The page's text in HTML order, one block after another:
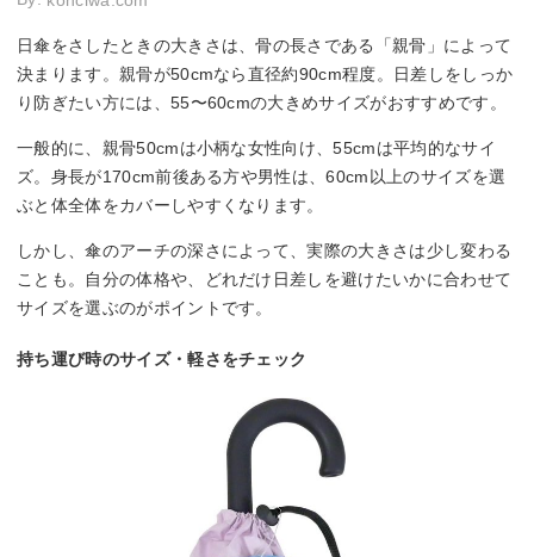
日傘をさしたときの大きさは、骨の長さである「親骨」によって
決まります。親骨が50cmなら直径約90cm程度。日差しをしっか
り防ぎたい方には、55〜60cmの大きめサイズがおすすめです。
一般的に、親骨50cmは小柄な女性向け、55cmは平均的なサイ
ズ。身長が170cm前後ある方や男性は、60cm以上のサイズを選
ぶと体全体をカバーしやすくなります。
しかし、傘のアーチの深さによって、実際の大きさは少し変わる
ことも。自分の体格や、どれだけ日差しを避けたいかに合わせて
サイズを選ぶのがポイントです。
持ち運び時のサイズ・軽さをチェック